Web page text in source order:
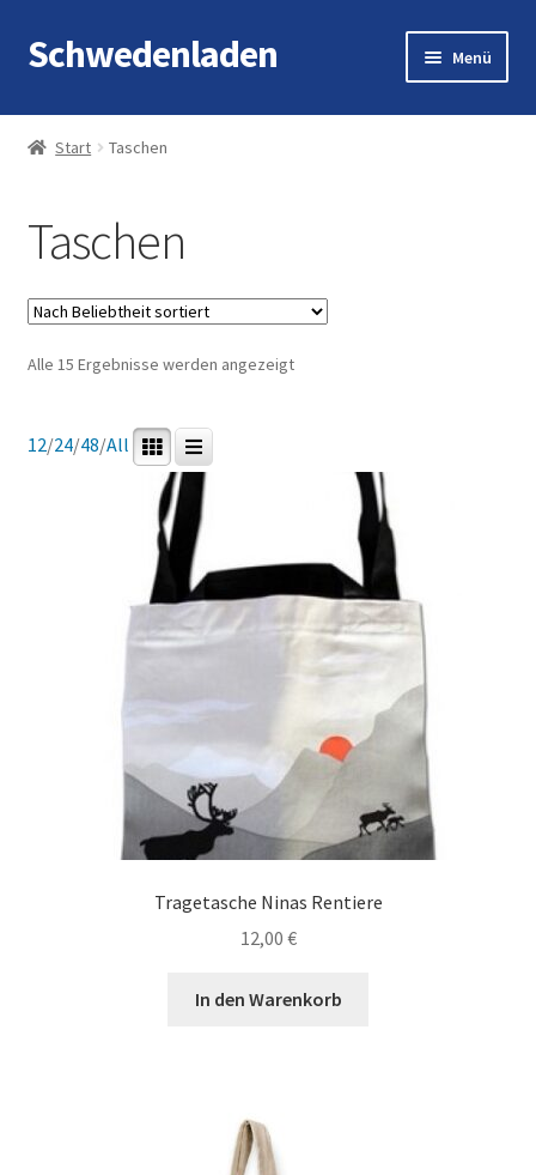
Zur
Navigation
Zum
Inhalt
Schwedenladen Menü
Start
Cart
Checkout
Impressum
Start Taschen
Taschen
Alle 15 Ergebnisse werden angezeigtNach
12/24/48/All
Tragetasche Ninas Rentiere
12,00 €
In den Warenkorb